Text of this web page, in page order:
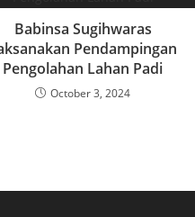
Babinsa Sugihwaras
Pendampingan
Pengolahan Lahan Padi
October 3, 2024